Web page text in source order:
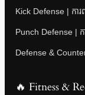
Kick Defense | ការព
Punch Defense | ក
Defense &
🔥 Fitness &